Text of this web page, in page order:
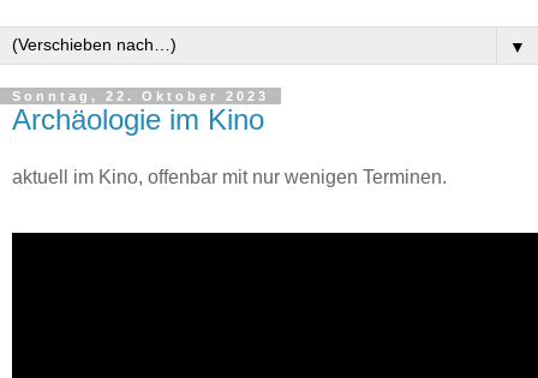
▼
Sonntag, 22. Oktober 2023
Archäologie im Kino
aktuell im Kino, offenbar mit nur wenigen Terminen.